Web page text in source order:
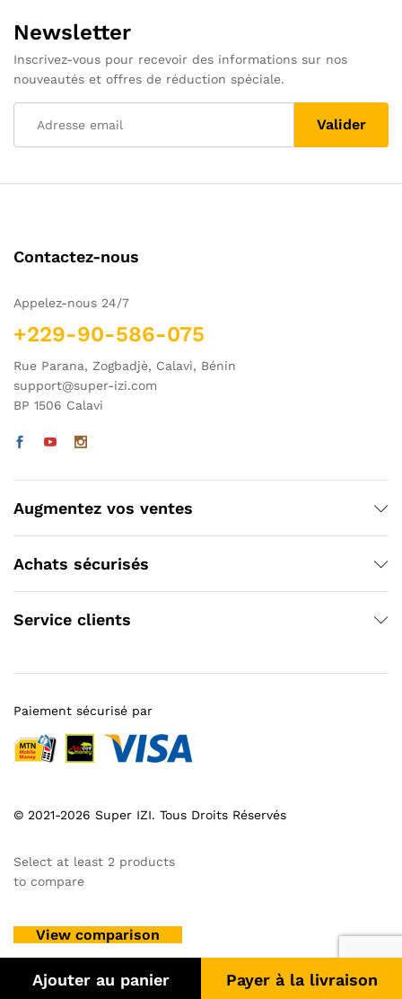
Ajouter au panier Payer à la livraison
Newsletter
Inscrivez-vous pour recevoir des informations sur nos
nouveautés et offres de réduction spéciale.
Contactez-nous
Appelez-nous 24/7
+229-90-586-075
Rue Parana, Zogbadjè, Calavi, Bénin
support@super-izi.com
BP 1506 Calavi
Augmentez vos ventes
Achats sécurisés
Service clients
© 2021-2026 Super IZI. Tous Droits Réservés
Paiement sécurisé par
Select at least 2 products
to compare
View comparison